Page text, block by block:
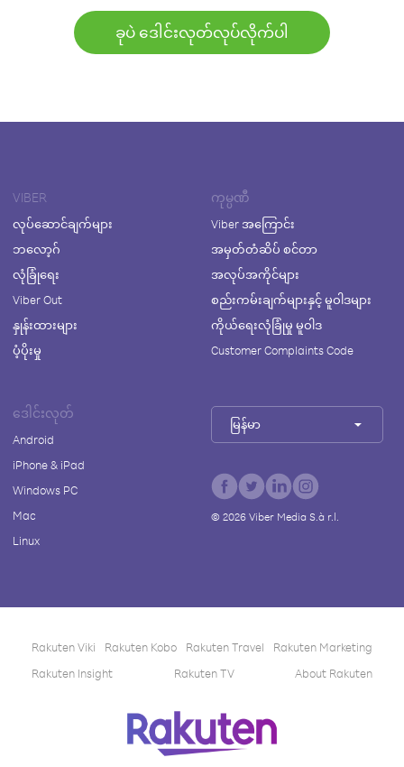
ခုပဲ ဒေါင်းလုတ်လုပ်လိုက်ပါ
VIBER
လုပ်ဆောင်ချက်များ
ဘလော့ဂ်
လုံခြုံရေး
Viber Out
နှုန်းထားများ
ပံ့ပိုးမှု
ကုမ္ပဏီ
Viber အကြောင်း
အမှတ်တံဆိပ် စင်တာ
အလုပ်အကိုင်များ
စည်းကမ်းချက်များနှင့် မူဝါဒများ
ကိုယ်ရေးလုံခြုံမှု မူဝါဒ
Customer Complaints Code
ဒေါင်းလုတ်
Android
iPhone & iPad
Windows PC
Mac
Linux
မြန်မာ
© 2026Viber Media S.à r.l.
Rakuten Viki Rakuten Kobo Rakuten Travel
Rakuten Marketing
Rakuten Insight
Rakuten TV About Rakuten